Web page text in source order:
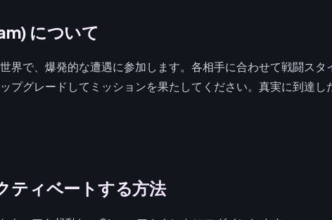
について
界で、爆発的な遭遇に参加します。各相手に合わせて戦闘スタ
プグレードしてミッションを果たしてください。真実に到達し
ティベートする方法